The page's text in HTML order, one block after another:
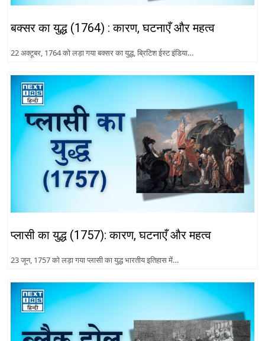
बक्सर का युद्ध (1764) : कारण, घटनाएँ और महत्व
22 अक्टूबर, 1764 को लड़ा गया बक्सर का युद्ध, ब्रिटिश ईस्ट इंडिया…
प्लासी का युद्ध (1757): कारण, घटनाएँ और महत्व
23 जून, 1757 को लड़ा गया प्लासी का युद्ध भारतीय इतिहास में…